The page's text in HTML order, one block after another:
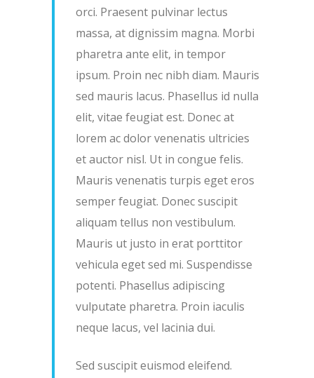
orci. Praesent pulvinar lectus
massa, at dignissim magna. Morbi
pharetra ante elit, in tempor
ipsum. Proin nec nibh diam. Mauris
sed mauris lacus. Phasellus id nulla
elit, vitae feugiat est. Donec at
lorem ac dolor venenatis ultricies
et auctor nisl. Ut in congue felis.
Mauris venenatis turpis eget eros
semper feugiat. Donec suscipit
aliquam tellus non vestibulum.
Mauris ut justo in erat porttitor
vehicula eget sed mi. Suspendisse
potenti. Phasellus adipiscing
vulputate pharetra. Proin iaculis
neque lacus, vel lacinia dui.
Sed suscipit euismod eleifend.